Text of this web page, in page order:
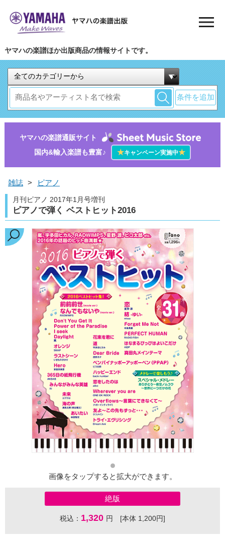
ヤマハの楽譜ほか出版商品の情報サイトです。
条件を追加
ヤマハの楽譜通販サイト
国内&輸入楽譜も豊富♪
★キャンペーン実施中★
雑誌 > ピアノ
月刊ピアノ 2017年1月号増刊
ピアノで弾く ベストヒット2016
画像をタップすると拡大ができます。
絶版
税込： 1,320 円 [本体 1,200円]